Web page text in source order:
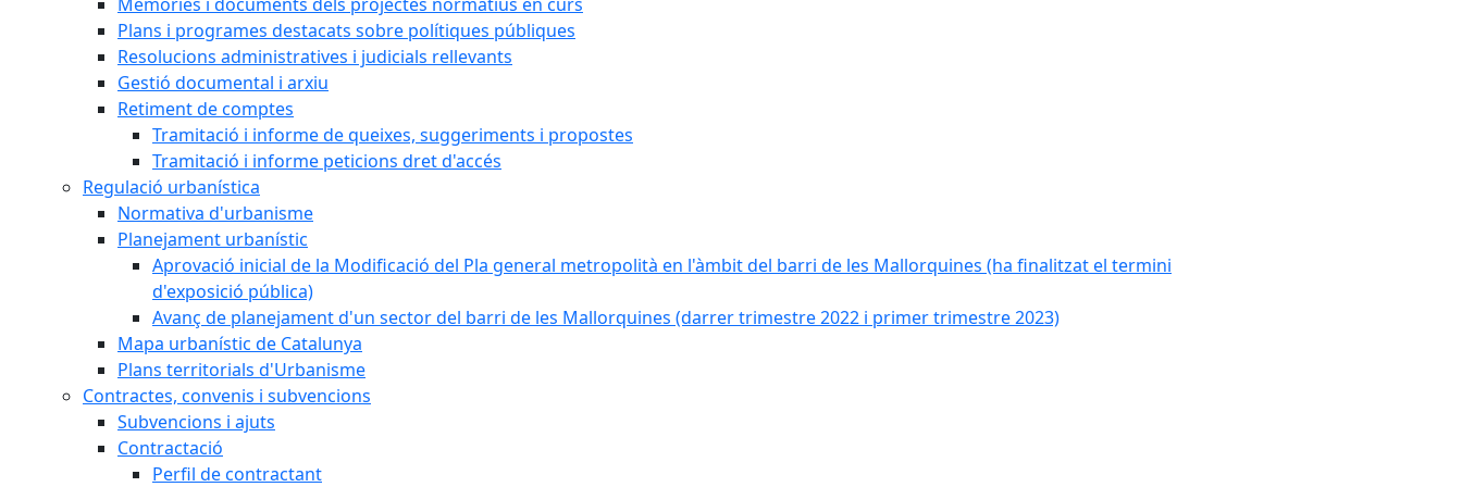
Plans i programes destacats sobre polítiques públiques
Resolucions administratives i judicials rellevants
Gestió documental i arxiu
Retiment de comptes
Tramitació i informe de queixes, suggeriments i propostes
Tramitació i informe peticions dret d'accés
Regulació urbanística
Normativa d'urbanisme
Planejament urbanístic
Aprovació inicial de la Modificació del Pla general metropolità en l'àmbit del barri de les Mallorquines (ha finalitzat el termini
d'exposició pública)
Avanç de planejament d'un sector del barri de les Mallorquines (darrer trimestre 2022 i primer trimestre 2023)
Mapa urbanístic de Catalunya
Plans territorials d'Urbanisme
Contractes, convenis i subvencions
Subvencions i ajuts
Contractació
Perfil de contractant